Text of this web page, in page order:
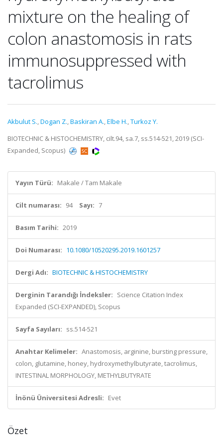
mixture on the healing of
colon anastomosis in rats
immunosuppressed with
tacrolimus
Akbulut S.,Dogan Z.,Baskiran A.,Elbe H.,Turkoz Y.
BIOTECHNIC & HISTOCHEMISTRY, cilt.94, sa.7, ss.514-521, 2019 (SCI-
Expanded, Scopus)
Yayın Türü: Makale / Tam Makale
Cilt numarası: 94 Sayı: 7
Basım Tarihi: 2019
Doi Numarası: 10.1080/10520295.2019.1601257
Dergi Adı: BIOTECHNIC & HISTOCHEMISTRY
Derginin Tarandığı İndeksler: Science Citation Index
Expanded (SCI-EXPANDED), Scopus
Sayfa Sayıları: ss.514-521
Anahtar Kelimeler: Anastomosis, arginine, bursting pressure,
colon, glutamine, honey, hydroxymethylbutyrate, tacrolimus,
INTESTINAL MORPHOLOGY, METHYLBUTYRATE
İnönü Üniversitesi Adresli: Evet
Özet